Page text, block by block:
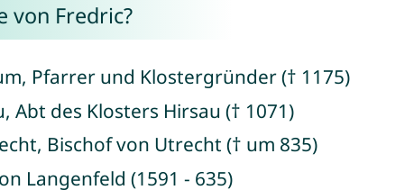
von Fredric?
Pfarrer und Klostergründer († 1175)
Abt des Klosters Hirsau († 1071)
Bischof von Utrecht († um 835)
Langenfeld (1591 - 635)